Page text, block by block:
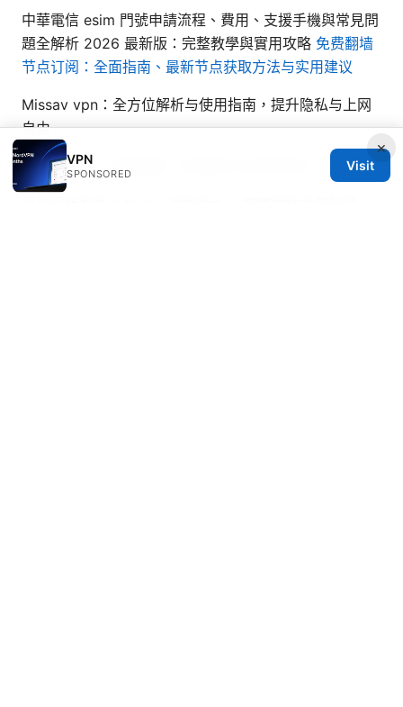
中華電信 esim 門號申請流程、費用、支援手機與常見問
題全解析 2026 最新版：完整教學與實用攻略 免费翻墙
节点订阅：全面指南、最新节点获取方法与实用建议
Missav vpn：全方位解析与使用指南，提升隐私与上网
自由
加速器破解：全面指南、实用技巧与风险评估
×
VPN
SPONSORED
Visit